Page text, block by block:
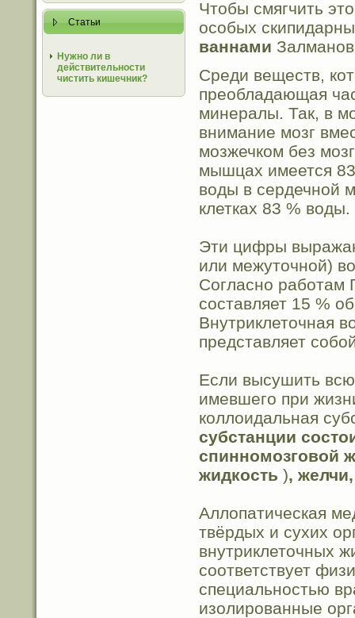
Статьи
Нужно ли в
действительности
чистить кишечник?
Чтобы смягчить
особых
ваннами
Среди веществ,
преобладающая
минералы. Так, в
внимание мозг
мозжечком без
мышцах имеется
воды в сердечной
клетках 83 % воды.
Эти цифры
или межуточной)
Согласно работам
составляет 15 %
Внутриклеточная
представляет
Если высушить
имевшего при
коллоидальная
субстанции
спинномозговой
жидкость ),
Аллопатическая
твёрдых и сухих
внутриклеточных
соответствует
специальностью
изолированные